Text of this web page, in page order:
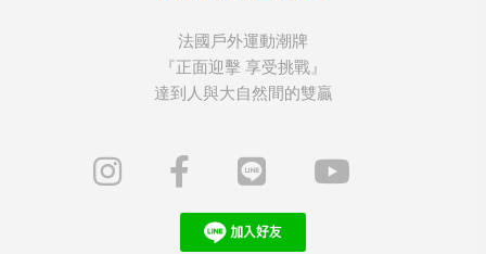
法國戶外運動潮牌
『正面迎擊 享受挑戰』
達到人與大自然間的雙贏